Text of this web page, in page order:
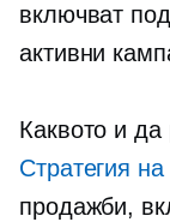
включват
активни
Каквото и
Стратегия на
продажби,